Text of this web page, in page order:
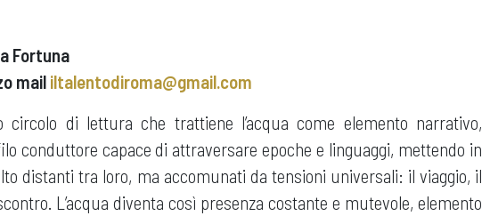
Fortuna
mail iltalentodiroma@gmail.com
circolo di lettura che trattiene l’acqua come elemento narrativo,
conduttore capace di attraversare epoche e linguaggi, mettendo in
distanti tra loro, ma accomunati da tensioni universali: il viaggio, il
L’acqua diventa così presenza costante e mutevole, elemento